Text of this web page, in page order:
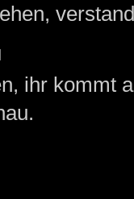
ihr kommt